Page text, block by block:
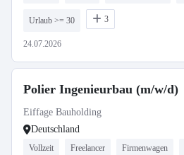
Urlaub >= 30 3
24.07.2026
Polier Ingenieurbau (m/w/d)
Eiffage Bauholding
Deutschland
Vollzeit Freelancer Firmenwagen